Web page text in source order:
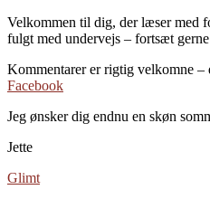
Velkommen til dig, der læser med
fulgt med undervejs – fortsæt
Kommentarer er rigtig velkomne –
Facebook
Jeg ønsker dig endnu en skøn
Jette
Glimt